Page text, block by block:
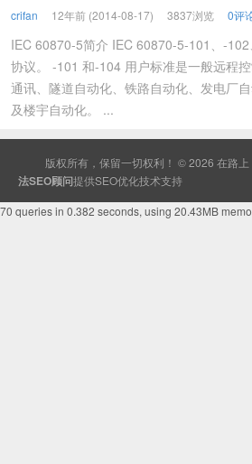
crifan 12年前 (2014-08-17) 3837浏览 0评
IEC 60870-5简介 IEC 60870-5-101、-
协议。 -101 和-104 用户标准是一般远程
通讯、隧道自动化、铁路自动化、发电厂
及楼宇自动化。 ...
版权所有，保留一切权利！ © 2026 在路上
法SEO顾问提供SEO优化技术支持
70 queries in 0.382 seconds, using 20.43MB